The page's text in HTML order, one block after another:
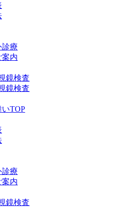
診療
案内
鏡検査
鏡検査
いTOP
診療
案内
鏡検査